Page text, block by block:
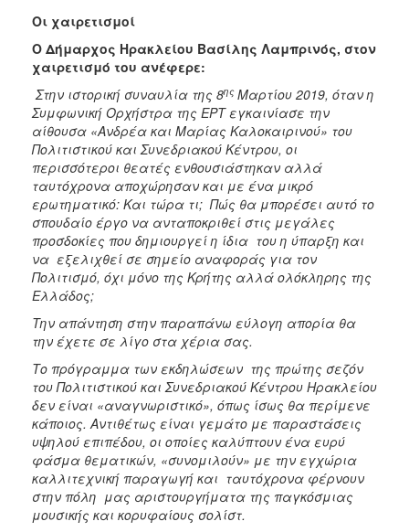
Οι χαιρετισμοί
Ο Δήμαρχος Ηρακλείου Βασίλης Λαμπρινός, στον
χαιρετισμό του ανέφερε:
Στην ιστορική συναυλία της 8ης Μαρτίου 2019, όταν η
Συμφωνική Ορχήστρα της ΕΡΤ εγκαινίασε την
αίθουσα «Ανδρέα και Μαρίας Καλοκαιρινού» του
Πολιτιστικού και Συνεδριακού Κέντρου, οι
περισσότεροι θεατές ενθουσιάστηκαν αλλά
ταυτόχρονα αποχώρησαν και με ένα μικρό
ερωτηματικό: Και τώρα τι; Πώς θα μπορέσει αυτό το
σπουδαίο έργο να ανταποκριθεί στις μεγάλες
προσδοκίες που δημιουργεί η ίδια του η ύπαρξη και
να εξελιχθεί σε σημείο αναφοράς για τον
Πολιτισμό, όχι μόνο της Κρήτης αλλά ολόκληρης της
Ελλάδος;
Την απάντηση στην παραπάνω εύλογη απορία θα
την έχετε σε λίγο στα χέρια σας.
Το πρόγραμμα των εκδηλώσεων της πρώτης σεζόν
του Πολιτιστικού και Συνεδριακού Κέντρου Ηρακλείου
δεν είναι «αναγνωριστικό», όπως ίσως θα περίμενε
κάποιος. Αντιθέτως είναι γεμάτο με παραστάσεις
υψηλού επιπέδου, οι οποίες καλύπτουν ένα ευρύ
φάσμα θεματικών, «συνομιλούν» με την εγχώρια
καλλιτεχνική παραγωγή και ταυτόχρονα φέρνουν
στην πόλη μας αριστουργήματα της παγκόσμιας
μουσικής και κορυφαίους σολίστ.